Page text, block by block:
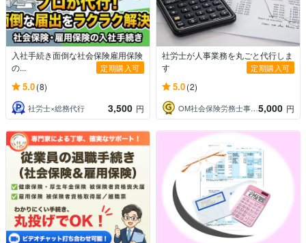
入社手続き面倒な社会保険雇用保険
の...
定期購入可
5.0(8)
社労士×総務代行 3,500 円
社労士が人事業務を丸ごと代行しま
す
定期購入可
5.0(2)
OM社会保険労務士事務所_労務代行 5,000 円